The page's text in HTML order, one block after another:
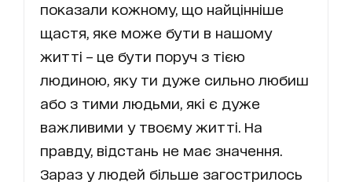
показали кожному, що найцінніше
щастя, яке може бути в нашому
житті – це бути поруч з тією
людиною, яку ти дуже сильно любиш
або з тими людьми, які є дуже
важливими у твоєму житті. На
правду, відстань не має значення.
Зараз у людей більше загострилось